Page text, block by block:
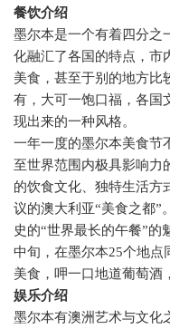
餐饮介绍
墨尔本是一个有着四分之
化融汇了各国的特点，市
美食，甚至于别的地方比
有，大可一饱口福，各国
现出来的一种风格。
一年一度的墨尔本美食节
至世界范围内极具影响力
的饮食文化、独特生活方
议的澳大利亚“美食之都”
史的“世界最长的午餐”的
中旬，在墨尔本25个地点
美食，呷一口地道葡萄酒
娱乐介绍
墨尔本有澳洲艺术与文化